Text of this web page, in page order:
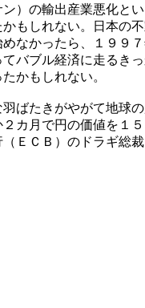
）の輸出産業悪化と
もしれない。日本の
なかったら、１９９
バブル経済に走るき
かもしれない。
ばたきがやがて地球
カ月で円の価値を１
ＥＣＢ）のドラギ総